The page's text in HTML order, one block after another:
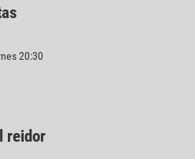
20:30
reidor